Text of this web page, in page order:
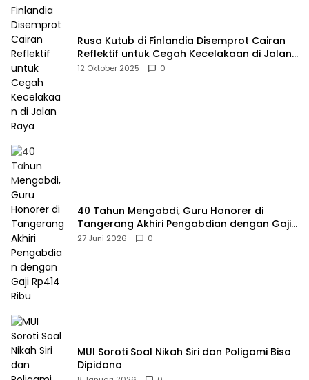
Rusa Kutub di Finlandia Disemprot Cairan
Reflektif untuk Cegah Kecelakaan di Jalan
Raya
12 Oktober 2025 0
40 Tahun Mengabdi, Guru Honorer di
Tangerang Akhiri Pengabdian dengan Gaji
Rp414 Ribu
27 Juni 2026 0
MUI Soroti Soal Nikah Siri dan Poligami Bisa
Dipidana